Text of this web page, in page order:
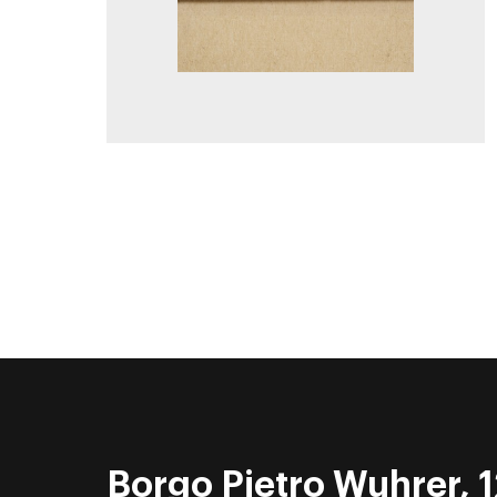
Borgo Pietro Wuhrer,